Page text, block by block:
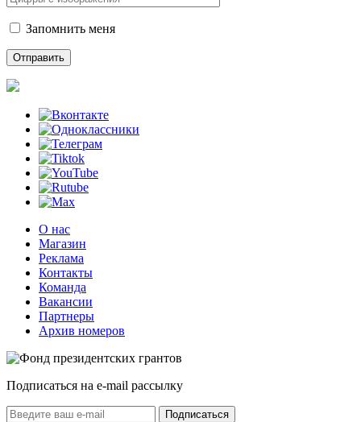
Запомнить меня
О нас
Магазин
Реклама
Контакты
Команда
Вакансии
Партнеры
Архив номеров
Подписаться на e-mail рассылку
Подписаться